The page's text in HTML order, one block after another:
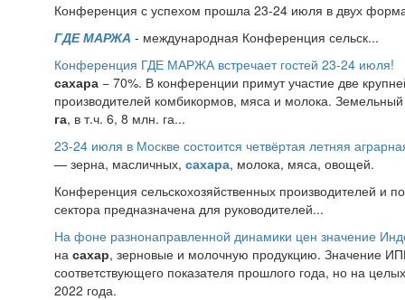
Конференция с успехом прошла 23-24 июля в двух
ГДЕ МАРЖА - международная Конференция сельск...
Конференция ГДЕ МАРЖА встречает гостей 23-24 июля!
сахара − 70%. В конференции примут участие две
производителей комбикормов, мяса и молока.
га, в т.ч. 6, 8 млн. га...
23-24 июля в Москве состоится четвёртая летняя
— зерна, масличных, сахара, молока, мяса, овощей.
Конференция сельскохозяйственных производителей и
сектора предназначена для руководителей...
На фоне разнонаправленной динамики цен значение
на сахар, зерновые и молочную продукцию. Значение
соответствующего показателя прошлого года, но на
2022 года.